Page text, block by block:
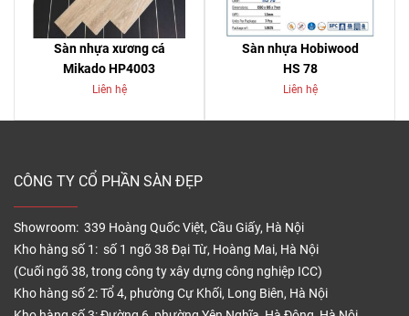
Sàn nhựa xương cá
Mikado HP4003
Liên hệ
Sàn nhựa Hobiwood
HS 78
Liên hệ
CÔNG TY CỔ PHẦN SÀN ĐẸP
Showroom: 339 Hoàng Quốc Việt, Cầu Giấy, Hà Nội
Kho hàng số 1: số 1 ngõ 38 Đại Từ, Hoàng Mai, Hà Nội
(Cuối ngõ 38, trong công ty xây dựng công nghiệp ICC)
Kho hàng số 2: Tổ 4, phường Cự Khối, Long Biên, Hà Nội